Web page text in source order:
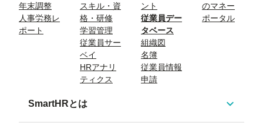
年末調整
人事労務レ
ポート
スキル・資
格・研修
学習管理
従業員サー
ベイ
HRアナリ
ティクス
ント
従業員デー
タベース
組織図
名簿
従業員情報
申請
のマネー
ポータル
SmartHRとは